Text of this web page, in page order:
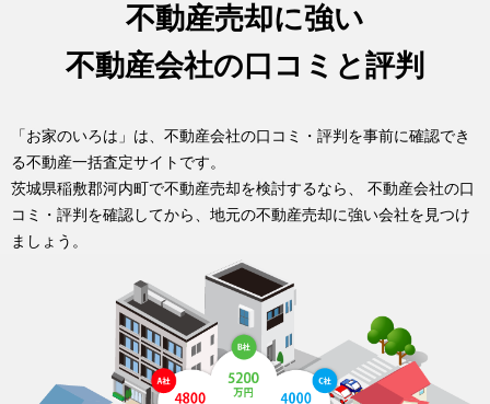
不動産売却に強い
不動産会社の口コミと評判
「お家のいろは」は、不動産会社の口コミ・評判を事前に確認でき
る不動産一括査定サイトです。
茨城県稲敷郡河内町で不動産売却を検討するなら、 不動産会社の口
コミ・評判を確認してから、地元の不動産売却に強い会社を見つけ
ましょう。